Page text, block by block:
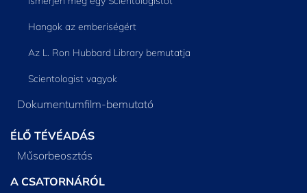
Hangok az emberiségért
Az L. Ron Hubbard Library bemutatja
Scientologist vagyok
Dokumentumfilm-bemutató
ÉLŐ TÉVÉADÁS
Műsorbeosztás
A CSATORNÁRÓL